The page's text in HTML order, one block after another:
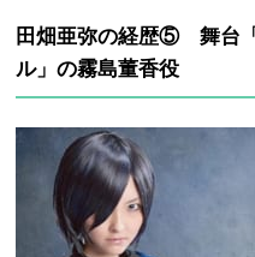
田畑亜弥の経歴⑤ 舞台
ル」の霧島董香役